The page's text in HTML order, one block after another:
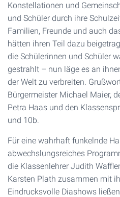
Konstellationen und
und Schüler durch ihre
Familien, Freunde und auch
hätten ihren Teil dazu
die Schülerinnen und Schüler
gestrahlt – nun läge es an
der Welt zu verbreiten.
Bürgermeister Michael Maier,
Petra Haas und den
und 10b.
Für eine wahrhaft funkelnde
abwechslungsreiches
die Klassenlehrer Judith
Karsten Plath zusammen mit
Eindrucksvolle Diashows